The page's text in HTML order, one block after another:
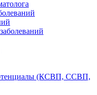
(КСВП, ССВП,